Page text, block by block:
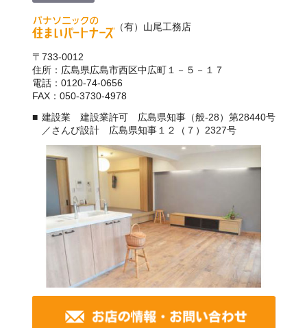
（有）山尾工務店
〒733-0012
住所：広島県広島市西区中広町１－５－１７
電話：0120-74-0656
FAX：050-3730-4978
建設業 建設業許可 広島県知事（般-28）第28440号
／さんび設計 広島県知事１２（７）2327号